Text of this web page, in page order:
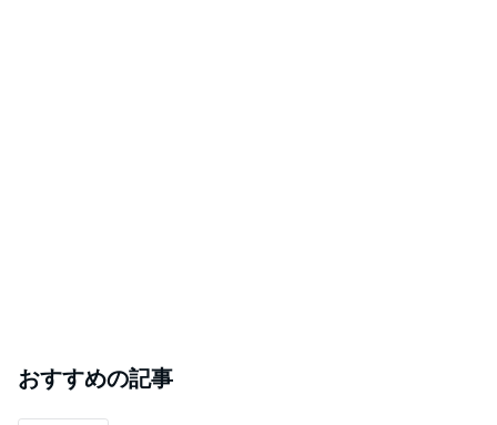
おすすめの記事